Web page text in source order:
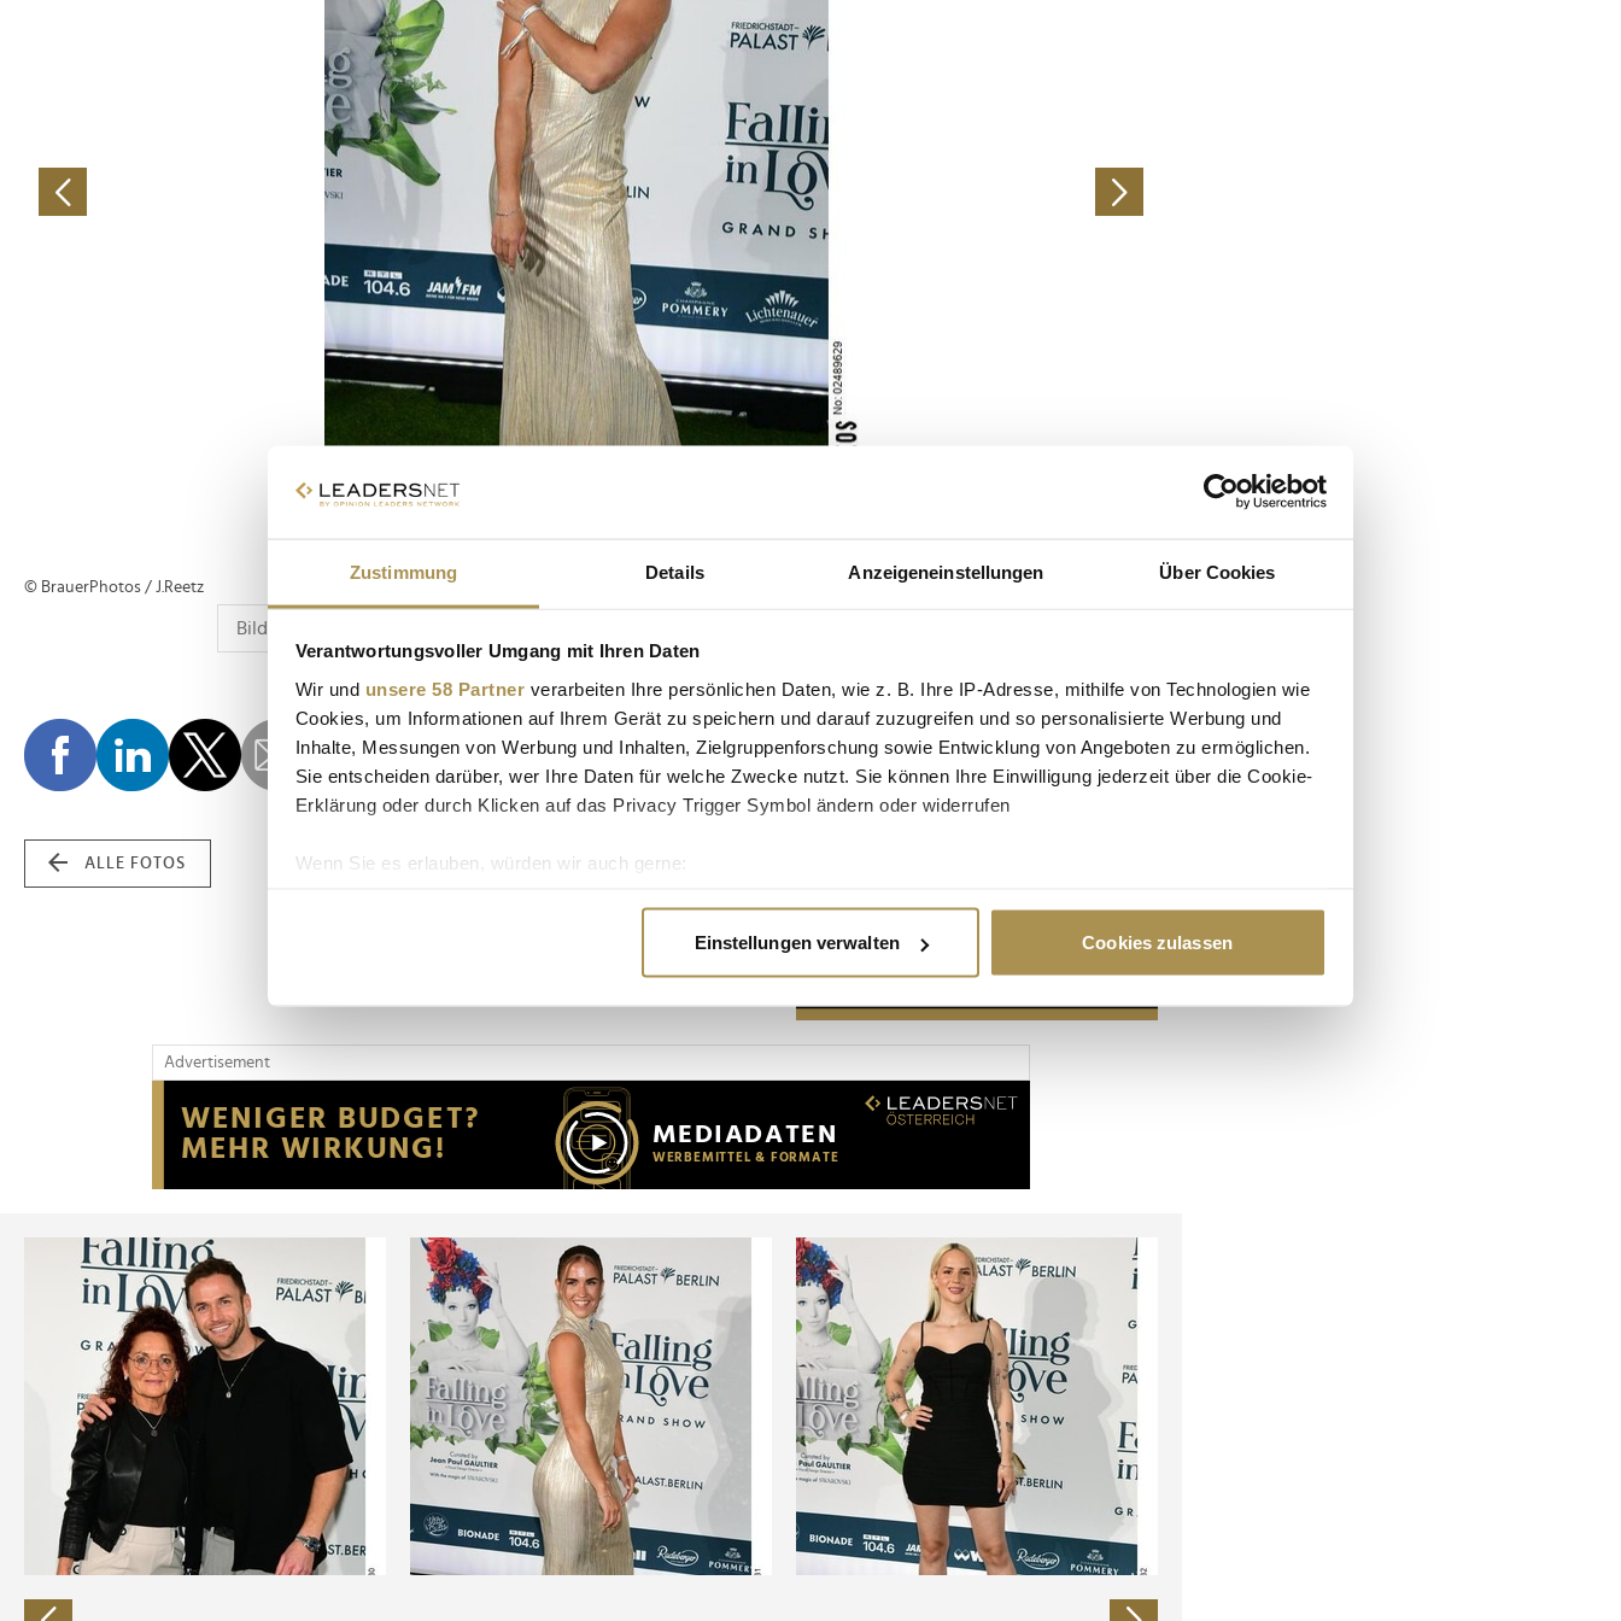
Zustimmung Details Anzeigeneinstellungen Über Cookies
Verantwortungsvoller Umgang mit Ihren Daten
Wir und unsere 58 Partner verarbeiten Ihre persönlichen Daten, wie z. B. Ihre IP-Adresse, mithilfe von Technologien wie
Cookies, um Informationen auf Ihrem Gerät zu speichern und darauf zuzugreifen und so personalisierte Werbung und
Inhalte, Messungen von Werbung und Inhalten, Zielgruppenforschung sowie Entwicklung von Angeboten zu ermöglichen.
Sie entscheiden darüber, wer Ihre Daten für welche Zwecke nutzt. Sie können Ihre Einwilligung jederzeit über die Cookie-
Erklärung oder durch Klicken auf das Privacy Trigger Symbol ändern oder widerrufen
Wenn Sie es erlauben, würden wir auch gerne:
Erfahren Sie mehr darüber, wie Ihre persönlichen Daten verarbeitet werden, und legen Sie Ihre Präferenzen im
Wir verwenden Cookies, um Inhalte und Anzeigen zu personalisieren, Funktionen für soziale Medien anbieten zu können
Website an unsere Partner für soziale Medien, Werbung und Analysen weiter. Unsere Partner führen diese Informationen
möglicherweise mit weiteren Daten zusammen, die Sie ihnen bereitgestellt haben oder die sie im Rahmen Ihrer Nutzung
der Dienste gesammelt haben.
Einstellungen verwalten Cookies zulassen
© BrauerPhotos / J.Reetz
ALLE FOTOS
Advertisement
Advertisement